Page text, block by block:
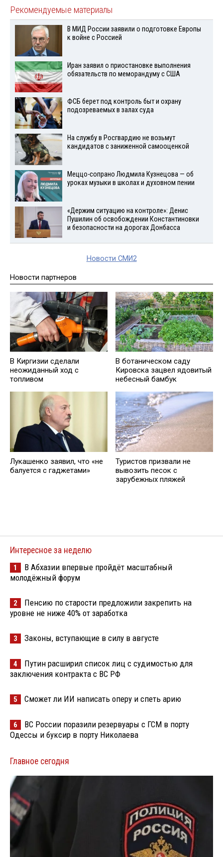
Рекомендуемые материалы
В МИД России заявили о подготовке Европы
к войне с Россией
Иран заявил о приостановке выполнения
обязательств по меморандуму с США
ФСБ берет под контроль быт и охрану
подозреваемых в залах суда
На службу в Росгвардию не возьмут
кандидатов с заниженной самооценкой
Меццо-сопрано Людмила Кузнецова — об
уроках музыки в школах и духовном пении
«Держим ситуацию на контроле»: Денис
Пушилин об освобождении Константиновки
и безопасности на дорогах Донбасса
Новости СМИ2
Новости партнеров
В Киргизии сделали
неожиданный ход с
топливом
В ботаническом саду
Кировска зацвел ядовитый
небесный бамбук
Лукашенко заявил, что «не
балуется с гаджетами»
Туристов призвали не
вывозить песок с
зарубежных пляжей
Интересное за неделю
1
В Абхазии впервые пройдёт масштабный
молодёжный форум
2
Пенсию по старости предложили закрепить на
уровне не ниже 40% от заработка
3 Законы, вступающие в силу в августе
4
Путин расширил список лиц с судимостью для
заключения контракта с ВС РФ
5 Сможет ли ИИ написать оперу и спеть арию
6
ВС России поразили резервуары с ГСМ в порту
Одессы и буксир в порту Николаева
Главное сегодня